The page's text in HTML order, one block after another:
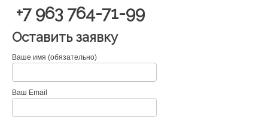
+7 963 764-71-99
Оставить заявку
Ваше имя (обязательно)
Ваш Email